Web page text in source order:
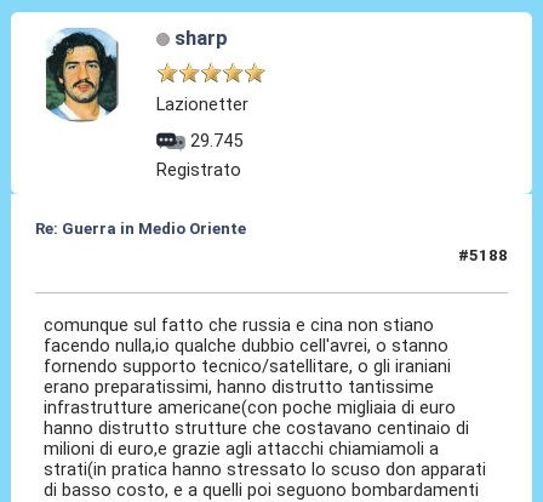
sharp
Lazionetter
29.745
Registrato
Re: Guerra in Medio Oriente
#5188
comunque sul fatto che russia e cina non stiano
facendo nulla,io qualche dubbio cell'avrei, o stanno
fornendo supporto tecnico/satellitare, o gli iraniani
erano preparatissimi, hanno distrutto tantissime
infrastrutture americane(con poche migliaia di euro
hanno distrutto strutture che costavano centinaio di
milioni di euro,e grazie agli attacchi chiamiamoli a
strati(in pratica hanno stressato lo scuso don apparati
di basso costo, e a quelli poi seguono bombardamenti